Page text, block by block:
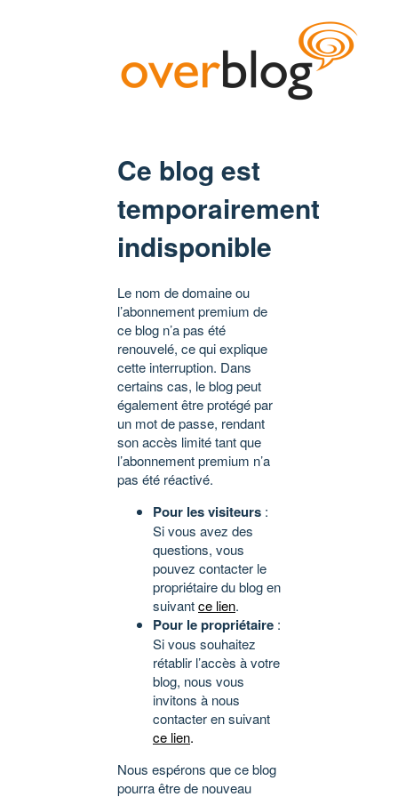
Ce blog est
temporairement
indisponible
Le nom de domaine ou
l’abonnement premium de
ce blog n’a pas été
renouvelé, ce qui explique
cette interruption. Dans
certains cas, le blog peut
également être protégé par
un mot de passe, rendant
son accès limité tant que
l’abonnement premium n’a
pas été réactivé.
Pour les visiteurs :
Si vous avez des
questions, vous
pouvez contacter le
propriétaire du blog en
suivantce lien.
Pour le propriétaire :
Si vous souhaitez
rétablir l’accès à votre
blog, nous vous
invitons à nous
contacter en suivant
ce lien.
Nous espérons que ce blog
pourra être de nouveau